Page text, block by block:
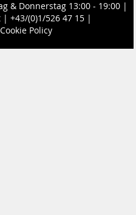
& Donnerstag 13:00 - 19:00 |
| +43/(0)1/526 47 15 |
Policy